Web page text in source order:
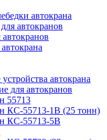
автокрана
автокранов
автокрана
для автокранов
55713
КС-55713-1В (25 тонн)
КС-55713-5В